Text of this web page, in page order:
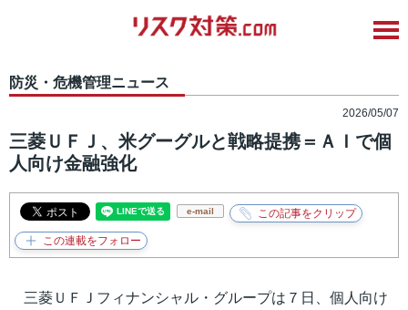
防災・危機管理ニュース
2026/05/07
三菱ＵＦＪ、米グーグルと戦略提携＝ＡＩで個
人向け金融強化
e-mail
三菱ＵＦＪフィナンシャル・グループは７日、個人向け